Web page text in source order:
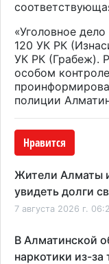
«Уголовное
120 УК РК
УК РК (Грабеж).
особом
полиции
Нравится
Жители Алматы
увидеть долги
7 августа 2026 г.
В Алматинской
наркотики из-